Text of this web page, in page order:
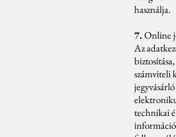
használja.
7.Online
Az
számviteli
technikai